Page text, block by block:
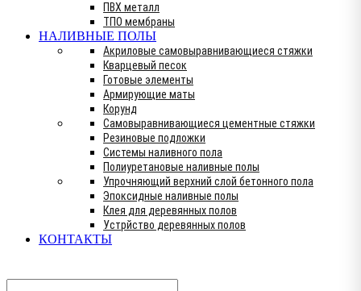
ПВХ металл
ТПО мембраны
НАЛИВНЫЕ ПОЛЫ
Акриловые самовыравнивающиеся стяжки
Кварцевый песок
Готовые элементы
Армирующие маты
Корунд
Самовыравнивающиеся цементные стяжки
Резиновые подложки
Системы наливного пола
Полиуретановые наливные полы
Упрочняющий верхний слой бетонного пола
Эпоксидные наливные полы
Клея для деревянных полов
Устрйство деревянных полов
КОНТАКТЫ